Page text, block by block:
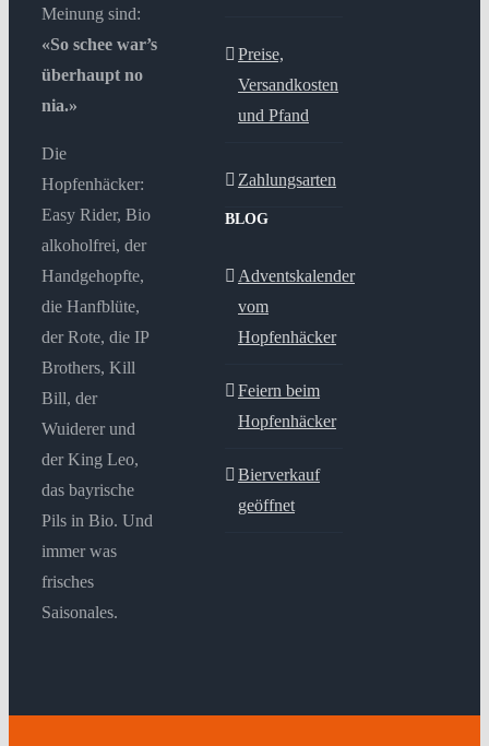
Meinung sind:
«So schee war’s
überhaupt no
nia.»
Die
Hopfenhäcker:
Easy Rider, Bio
alkoholfrei, der
Handgehopfte,
die Hanfblüte,
der Rote, die IP
Brothers, Kill
Bill, der
Wuiderer und
der King Leo,
das bayrische
Pils in Bio. Und
immer was
frisches
Saisonales.
Preise,
Versandkosten
und Pfand
Zahlungsarten
BLOG
Adventskalender
vom
Hopfenhäcker
Feiern beim
Hopfenhäcker
Bierverkauf
geöffnet